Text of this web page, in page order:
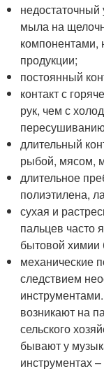
недостаточный
мыла на
компонентами,
продукции;
постоянный
контакт с
рук, чем с
длительный
рыбой, мясом,
длительное
полиэтилена,
сухая и
пальцев часто
бытовой химии
механические
следствием
возникают на
сельского
бывают у
инструментах